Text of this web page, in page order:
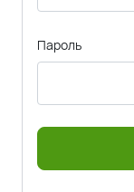
Пароль